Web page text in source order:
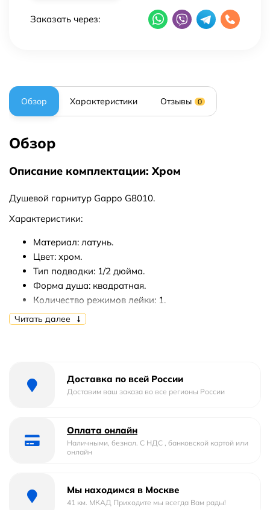
Заказать через:
Обзор Характеристики Отзывы 0
Обзор
Описание комплектации: Хром
Душевой гарнитур Gappo G8010.
Характеристики:
Материал: латунь.
Цвет: хром.
Тип подводки: 1/2 дюйма.
Форма душа: квадратная.
Количество режимов лейки: 1.
Длина шланга: 150 см.
Монтаж: на стену.
Ручной душ.
Держатель душа.
Мыльница.
Читать далее
Доставка по всей России
Доставим ваш заказа во все регионы России
Оплата онлайн
Наличными, безнал. С НДС , банковской картой или
онлайн
Мы находимся в Москве
41 км. МКАД Приходите мы всегда Вам рады!